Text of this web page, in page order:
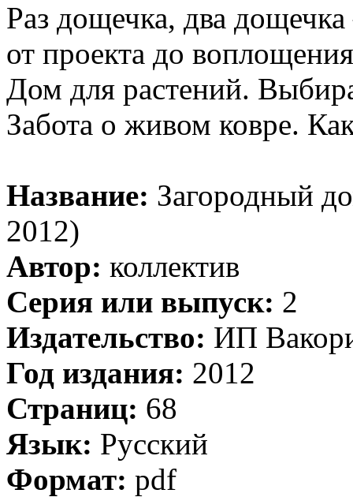
Раз дощечка, два
от проекта до воплощения
Дом для растений.
Забота о живом ковре.
Название: Загородный
2012)
Автор: коллектив
Серия или выпуск: 2
Издательство: ИП
Год издания: 2012
Страниц: 68
Язык: Русский
Формат: pdf